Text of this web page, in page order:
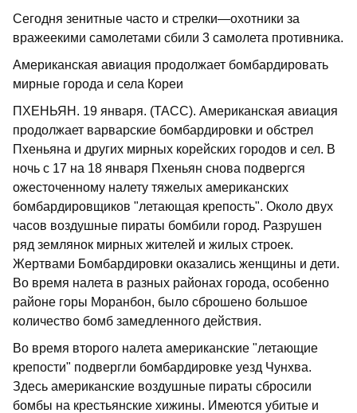
Сегодня зенитные часто и стрелки—охотники за
вражеекими самолетами сбили 3 самолета противника.
Американская авиация продолжает бомбардировать
мирные города и села Кореи
ПХЕНЬЯН. 19 января. (ТАСС). Американская авиация
продолжает варварские бомбардировки и обстрел
Пхеньяна и других мирных корейских городов и сел. В
ночь с 17 на 18 января Пхеньян снова подвергся
ожесточенному налету тяжелых американских
бомбардировщиков "летающая крепость". Около двух
часов воздушные пираты бомбили город. Разрушен
ряд землянок мирных жителей и жилых строек.
Жертвами Бомбардировки оказались женщины и дети.
Во время налета в разных районах города, особенно
районе горы Моранбон, было сброшено большое
количество бомб замедленного действия.
Во время второго налета американские "летающие
крепости" подвергли бомбардировке уезд Чунхва.
Здесь американские воздушные пираты сбросили
бомбы на крестьянские хижины. Имеются убитые и